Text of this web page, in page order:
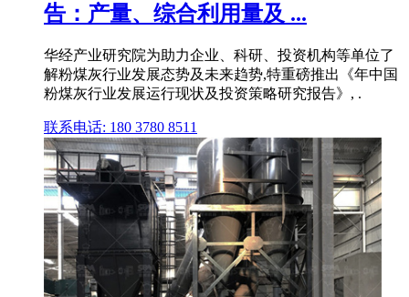
告：产量、综合利用量及 ...
华经产业研究院为助力企业、科研、投资机构等单位了
解粉煤灰行业发展态势及未来趋势,特重磅推出《年中国
粉煤灰行业发展运行现状及投资策略研究报告》, .
联系电话: 180 3780 8511